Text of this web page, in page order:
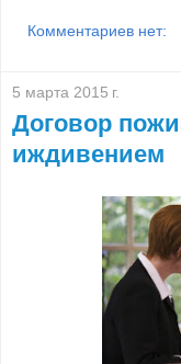
Комментариев нет:
5 марта 2015 г.
Договор
иждивением